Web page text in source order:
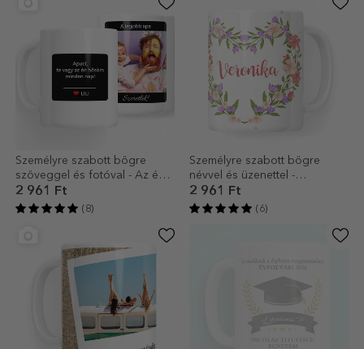
Személyre szabott bögre
szöveggel és fotóval - Az én
hősöm
2 961 Ft
(8)
Személyre szabott bögre
névvel és üzenettel -
Gyönyörű tavasz!
2 961 Ft
(6)